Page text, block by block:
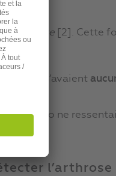
Initiative [2]. Cette
n’avaient
à la radio ne
l’arthrose